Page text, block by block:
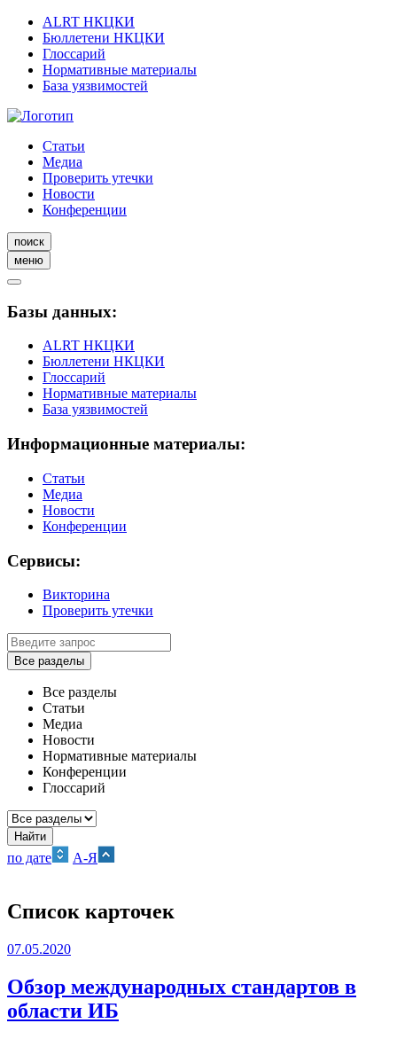
ALRT НКЦКИ
Бюллетени НКЦКИ
Глоссарий
Нормативные материалы
База уязвимостей
Статьи
Медиа
Проверить утечки
Новости
Конференции
поиск
меню
Базы данных:
ALRT НКЦКИ
Бюллетени НКЦКИ
Глоссарий
Нормативные материалы
База уязвимостей
Информационные материалы:
Статьи
Медиа
Новости
Конференции
Сервисы:
Викторина
Проверить утечки
Все разделы
Все разделы
Статьи
Медиа
Новости
Нормативные материалы
Конференции
Глоссарий
Найти
по дате А-Я
Список карточек
07.05.2020
Обзор международных стандартов в
области ИБ